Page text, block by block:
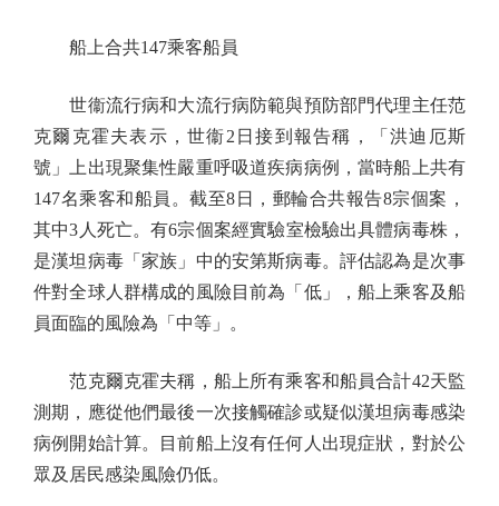
船上合共147乘客船員
世衞流行病和大流行病防範與預防部門代理主任范
克爾克霍夫表示，世衞2日接到報告稱，「洪迪厄斯
號」上出現聚集性嚴重呼吸道疾病病例，當時船上共有
147名乘客和船員。截至8日，郵輪合共報告8宗個案，
其中3人死亡。有6宗個案經實驗室檢驗出具體病毒株，
是漢坦病毒「家族」中的安第斯病毒。評估認為是次事
件對全球人群構成的風險目前為「低」，船上乘客及船
員面臨的風險為「中等」。
范克爾克霍夫稱，船上所有乘客和船員合計42天監
測期，應從他們最後一次接觸確診或疑似漢坦病毒感染
病例開始計算。目前船上沒有任何人出現症狀，對於公
眾及居民感染風險仍低。